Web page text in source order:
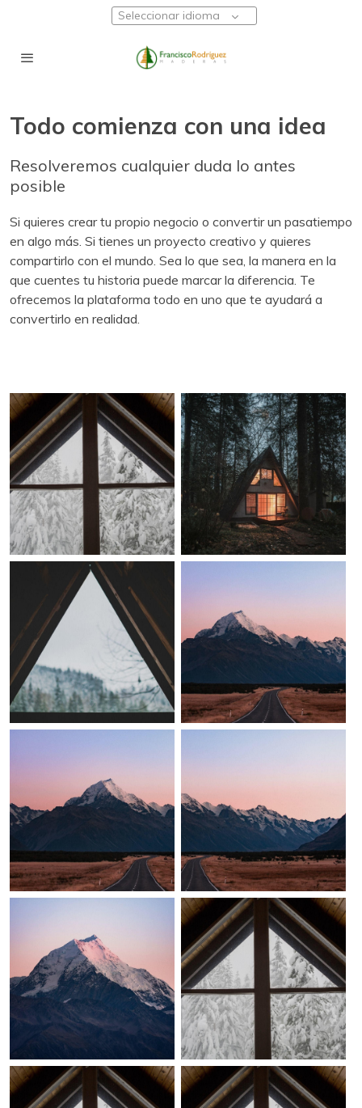
Seleccionar idioma
Todo comienza con una idea
Resolveremos cualquier duda lo antes
posible
Si quieres crear tu propio negocio o convertir un pasatiempo
en algo más. Si tienes un proyecto creativo y quieres
compartirlo con el mundo. Sea lo que sea, la manera en la
que cuentes tu historia puede marcar la diferencia. Te
ofrecemos la plataforma todo en uno que te ayudará a
convertirlo en realidad.